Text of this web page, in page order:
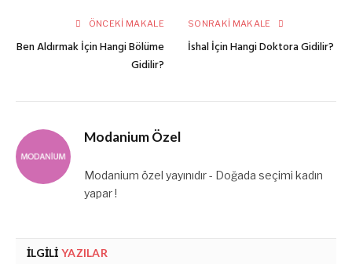
ÖNCEKI MAKALE
Ben Aldırmak İçin Hangi Bölüme
Gidilir?
SONRAKI MAKALE
İshal İçin Hangi Doktora Gidilir?
Modanium Özel
Modanium özel yayınıdır - Doğada seçimi kadın
yapar !
İLGILI YAZILAR